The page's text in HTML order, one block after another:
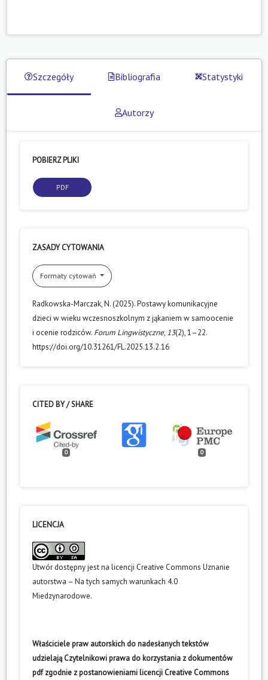
Szczegóły Bibliografia Statystyki
Autorzy
POBIERZ PLIKI
PDF
ZASADY CYTOWANIA
Formaty cytowań
Radkowska-Marczak, N. (2025). Postawy komunikacyjne
dzieci w wieku wczesnoszkolnym z jąkaniem w samoocenie
i ocenie rodziców. Forum Lingwistyczne, 13(2), 1–22.
https://doi.org/10.31261/FL.2025.13.2.16
CITED BY / SHARE
0 0
LICENCJA
Utwór dostępny jest na licencji Creative Commons Uznanie
autorstwa – Na tych samych warunkach 4.0
Miedzynarodowe.
Właściciele praw autorskich do nadesłanych tekstów
udzielają Czytelnikowi prawa do korzystania z dokumentów
pdf zgodnie z postanowieniami licencji Creative Commons